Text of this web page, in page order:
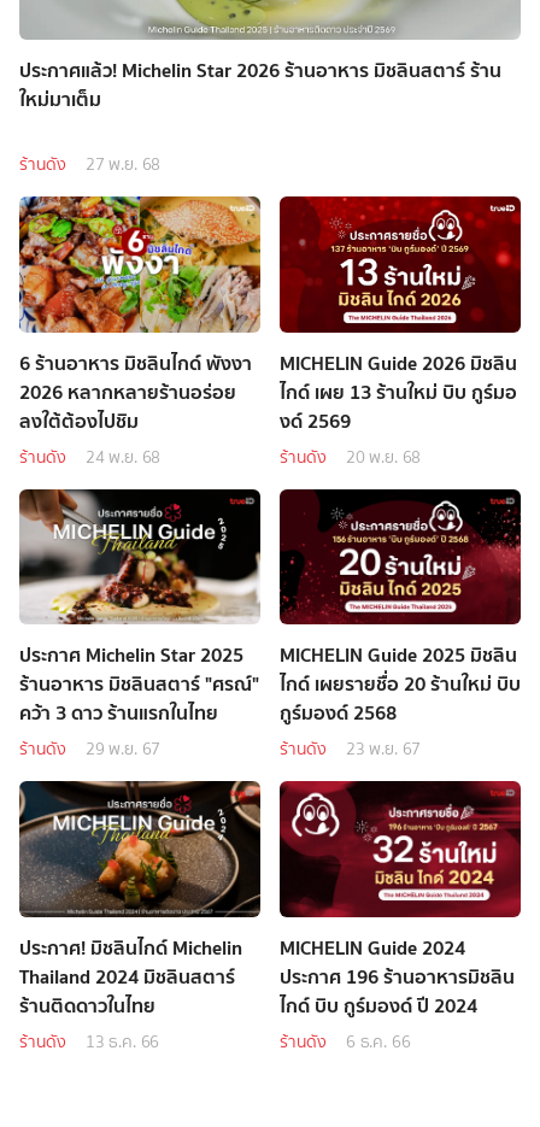
ประกาศแล้ว! Michelin Star 2026 ร้านอาหาร มิชลินสตาร์ ร้าน
ใหม่มาเต็ม
ร้านดัง 27 พ.ย. 68
6 ร้านอาหาร มิชลินไกด์ พังงา
2026 หลากหลายร้านอร่อย
ลงใต้ต้องไปชิม
ร้านดัง 24 พ.ย. 68
MICHELIN Guide 2026 มิชลิน
ไกด์ เผย 13 ร้านใหม่ บิบ กูร์มอ
งด์ 2569
ร้านดัง 20 พ.ย. 68
ประกาศ Michelin Star 2025
ร้านอาหาร มิชลินสตาร์ "ศรณ์"
คว้า 3 ดาว ร้านแรกในไทย
ร้านดัง 29 พ.ย. 67
MICHELIN Guide 2025 มิชลิน
ไกด์ เผยรายชื่อ 20 ร้านใหม่ บิบ
กูร์มองด์ 2568
ร้านดัง 23 พ.ย. 67
ประกาศ! มิชลินไกด์ Michelin
Thailand 2024 มิชลินสตาร์
ร้านติดดาวในไทย
ร้านดัง 13 ธ.ค. 66
MICHELIN Guide 2024
ประกาศ 196 ร้านอาหารมิชลิน
ไกด์ บิบ กูร์มองด์ ปี 2024
ร้านดัง 6 ธ.ค. 66